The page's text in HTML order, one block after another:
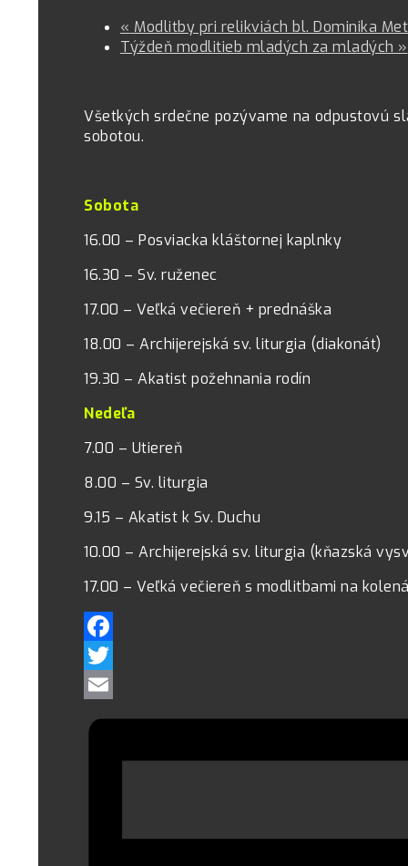
« Modlitby pri relikviách bl. Dominika
Týždeň modlitieb mladých za mladých »
Všetkých srdečne pozývame na odpustovú
sobotou.
Sobota
16.00 – Posviacka kláštornej kaplnky
16.30 – Sv. ruženec
17.00 – Veľká večiereň + prednáška
18.00 – Archijerejská sv. liturgia (diakonát)
19.30 – Akatist požehnania rodín
Nedeľa
7.00 – Utiereň
8.00 – Sv. liturgia
9.15 – Akatist k Sv. Duchu
10.00 – Archijerejská sv. liturgia (kňazská
17.00 – Veľká večiereň s modlitbami na
Facebook
Twitter
Email